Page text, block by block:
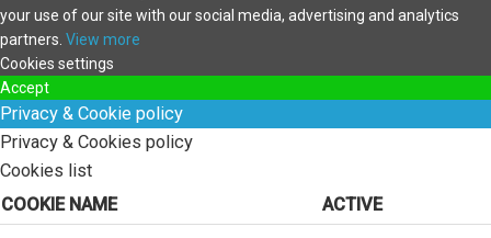
your use of our site with our social media, advertising and analytics
partners. View more
Cookies settings
Accept
Privacy & Cookie policy
Privacy & Cookies policy
Cookies list
COOKIE NAME
ACTIVE